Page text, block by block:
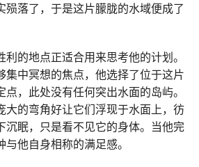
殒落了，于是这片朦胧的水域便成了
的地点正适合用来思考他的计划。
集中冥想的焦点，他选择了位于这片
，此处没有任何突出水面的岛屿。
大的弯角好让它们浮现于水面上，彷
沉眠，只是看不见它的身体。当他完
他自身相称的满足感。